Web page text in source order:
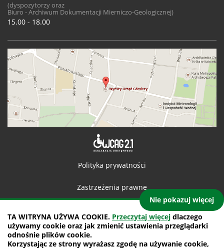
TA WITRYNA UŻYWA COOKIE. Przeczytaj więcej dlaczego
używamy cookie oraz jak zmienić ustawienia przeglądarki
odnośnie plików cookie.
Korzystając ze strony wyrażasz zgodę na używanie cookie,
Nie pokazuj więcej
(dyspozytorzy oraz
Biuro - Archiwum Dokumentacji Mierniczo-Geologicznej)
15.00 - 18.00
Polityka prywatności
Zastrzeżenia prawne
Mapa witryny